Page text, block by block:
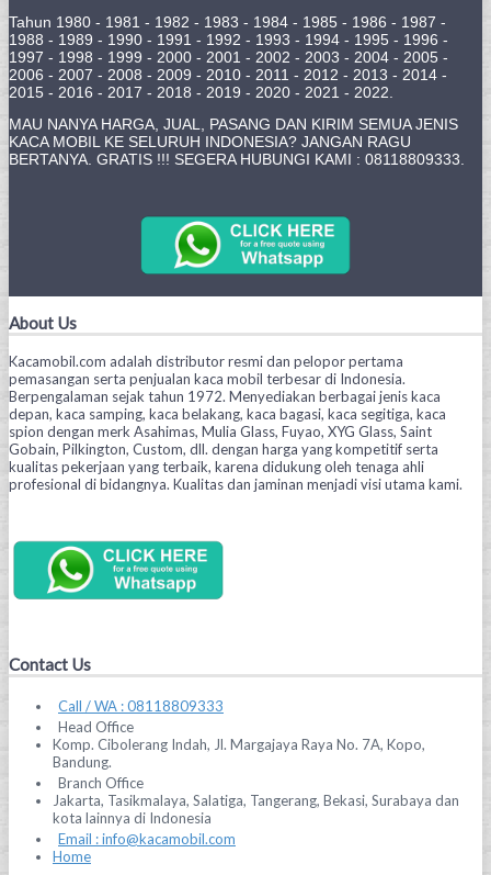
Tahun 1980 - 1981 - 1982 - 1983 - 1984 - 1985 - 1986 - 1987 -
1988 - 1989 - 1990 - 1991 - 1992 - 1993 - 1994 - 1995 - 1996 -
1997 - 1998 - 1999 - 2000 - 2001 - 2002 - 2003 - 2004 - 2005 -
2006 - 2007 - 2008 - 2009 - 2010 - 2011 - 2012 - 2013 - 2014 -
2015 - 2016 - 2017 - 2018 - 2019 - 2020 - 2021 - 2022.
MAU NANYA HARGA, JUAL, PASANG DAN KIRIM SEMUA JENIS
KACA MOBIL KE SELURUH INDONESIA? JANGAN RAGU
BERTANYA. GRATIS !!! SEGERA HUBUNGI KAMI : 08118809333.
About Us
Kacamobil.com adalah distributor resmi dan pelopor pertama
pemasangan serta penjualan kaca mobil terbesar di Indonesia.
Berpengalaman sejak tahun 1972. Menyediakan berbagai jenis kaca
depan, kaca samping, kaca belakang, kaca bagasi, kaca segitiga, kaca
spion dengan merk Asahimas, Mulia Glass, Fuyao, XYG Glass, Saint
Gobain, Pilkington, Custom, dll. dengan harga yang kompetitif serta
kualitas pekerjaan yang terbaik, karena didukung oleh tenaga ahli
profesional di bidangnya. Kualitas dan jaminan menjadi visi utama kami.
Contact Us
Call / WA : 08118809333
Head Office
Komp. Cibolerang Indah, Jl. Margajaya Raya No. 7A, Kopo,
Bandung.
Branch Office
Jakarta, Tasikmalaya, Salatiga, Tangerang, Bekasi, Surabaya dan
kota lainnya di Indonesia
Email : info@kacamobil.com
Home